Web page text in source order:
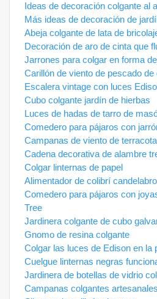
Ideas de decoración colgante al
Más ideas de decoración de
Abeja colgante de lata de
Decoración de aro de cinta que
Jarrones para colgar en forma
Carillón de viento de pescado
Escalera vintage con luces
Cubo colgante jardín de hierbas
Luces de hadas de tarro de
Comedero para pájaros con
Campanas de viento de
Cadena decorativa de alambre
Colgar linternas de papel
Alimentador de colibrí candelabro
Comedero para pájaros con
Tree
Jardinera colgante de cubo
Gnomo de resina colgante
Colgar las luces de Edison en la
Cuelgue linternas negras
Jardinera de botellas de vidrio
Campanas colgantes